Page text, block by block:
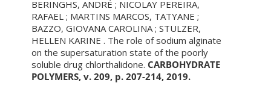
BERINGHS, ANDRÉ ; NICOLAY PEREIRA,
RAFAEL ; MARTINS MARCOS, TATYANE ;
BAZZO, GIOVANA CAROLINA ; STULZER,
HELLEN KARINE . The role of sodium alginate
on the supersaturation state of the poorly
soluble drug chlorthalidone. CARBOHYDRATE
POLYMERS, v. 209, p. 207-214, 2019.